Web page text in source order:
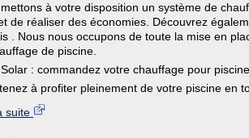
à votre disposition un système de
de réaliser des économies. Découvrez
. Nous nous occupons de toute la mise en
de piscine.
: commandez votre chauffage pour
à profiter pleinement de votre piscine en
suite